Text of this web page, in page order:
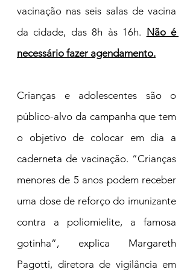
vacinação nas seis salas de vacina
da cidade, das 8h às 16h. Não é
necessário fazer agendamento.
Crianças e adolescentes são o
público-alvo da campanha que tem
o objetivo de colocar em dia a
caderneta de vacinação. “Crianças
menores de 5 anos podem receber
uma dose de reforço do imunizante
contra a poliomielite, a famosa
gotinha”, explica Margareth
Pagotti, diretora de vigilância em